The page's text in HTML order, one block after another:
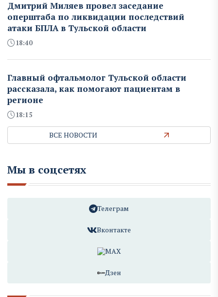
Дмитрий Миляев провел заседание
оперштаба по ликвидации последствий
атаки БПЛА в Тульской области
18:40
Главный офтальмолог Тульской области
рассказала, как помогают пациентам в
регионе
18:15
ВСЕ НОВОСТИ
Мы в соцсетях
Телеграм
Вконтакте
MAX
Дзен